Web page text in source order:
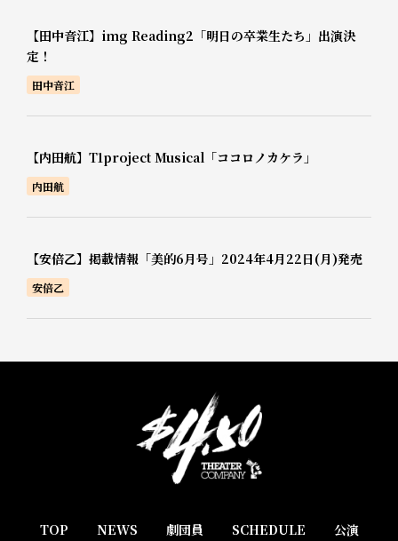
【田中音江】img Reading2「明日の卒業生たち」出演決
定！
田中音江
【内田航】T1project Musical「ココロノカケラ」
内田航
【安倍乙】掲載情報「美的6月号」2024年4月22日(月)発売
安倍乙
TOP NEWS 劇団員 SCHEDULE 公演